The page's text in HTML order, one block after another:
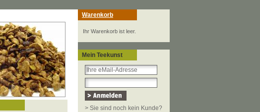
Warenkorb
Ihr Warenkorb ist leer.
Mein Teekunst
> Sie sind noch kein Kunde?